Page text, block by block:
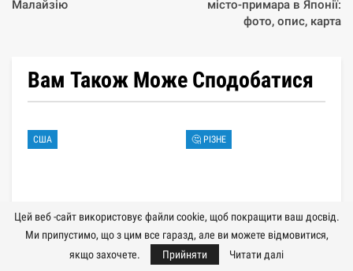
Малайзію
місто-примара в Японії:
фото, опис, карта
Вам Також Може Сподобатися
США
👨‍👩‍👧‍👦 Сімейний
🤔 РІЗНЕ
🎭 Топ-10 найбільш
вражаючих театрів світу
Цей веб -сайт використовує файли cookie, щоб покращити ваш досвід.
Ми припустимо, що з цим все гаразд, але ви можете відмовитися,
якщо захочете.
Прийняти Читати далі